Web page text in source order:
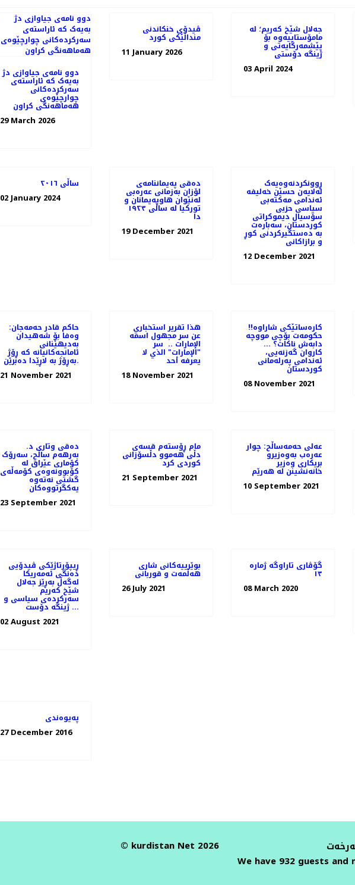
دوو نامەی جیاوازی دژ
بەیەک کە ئاراستەی
سەرکردەکانی
چوارچێوەی
هەماهەنگی کراون
29 March 2026
ڤیدۆی خنکاندنی
منداڵێکی کورد
11 January 2026
جەلال شێخ کەریم؛ لە
مامۆستاییەوە بۆ
پێشمەرگایەتی و
ژینگە دۆستی
03 April 2024
ساڵی ٢٠١٦
02 January 2024
دەقی پەیماننامەی
لۆزان بەزمانی عەرەبی
لەنێوان هاوپەیمانان و
تورکیا لە ساڵی ١٩٢٣
دا
19 December 2021
ڕوونکردنەوەیەک
لەلایەن حسێن خەلیفە
ئەندامی مەكتەبی
سیاسی حزبی
سۆسیال دیموكراتی
كوردستان، سەبارەت
بە دەستگیرکردنی کوڕ
و برازاکانی
12 December 2021
حاکم قادر حەمەجان:
وەفا بۆ شەهیدان
بەدیهێنانی
ئامانجەکانیانە کە ڕۆژ
بەڕۆژ بە لاڕێدا دەبرێن.
21 November 2021
هذا تقرير استخباري
عن سر مجهول اسمه
الإمارات .. ‏ سر
"الإمارات" الذي لا
يعرفه أحد
18 November 2021
کارەساتێکی شاراوە!!
حکومەت بۆچی مووچە
دابەش ناکات؟ ...
كاروان گه‌زنه‌یی،
ئه‌ندامی په‌رله‌مانی
كوردستان
08 November 2021
دەقی وتاری د.
بەرهەم ساڵح، سەرۆک
کۆماری عێراق لە
کۆبوونەوەی کۆمەڵەی
گشتی نەتەوە
یەکگرتووەکان
23 September 2021
مام ڕۆستەم قسەی
دڵی هەموو دڵسۆزانی
کوردی کرد
21 September 2021
عەلی حەمەساڵح: چوار
عەرەب بەوەزیرو
بریکاری وەزیر
خانەنشینن لە ھەرێم
10 September 2021
ڕیپۆرتاژێکی ڤیدۆیی
دەنگی ئەمەریکا
لەگەڵ بەڕێز جەلال
شێخ کەریم
سەرکردەی سیاسی و
ژینگە دۆست ...
02 August 2021
بوێرییەکانی شاری
هەڵمەت و قوربانی
26 July 2021
گۆڤاری تاراوگە ژمارە
١٣
08 March 2020
پەیوەندی
27 December 2016
© kurdistan Net 2026
We have 932 guests and